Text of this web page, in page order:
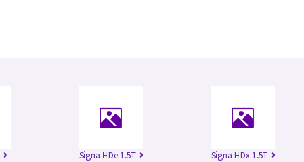
Signa HDe 1.5T Signa HDx 1.5T